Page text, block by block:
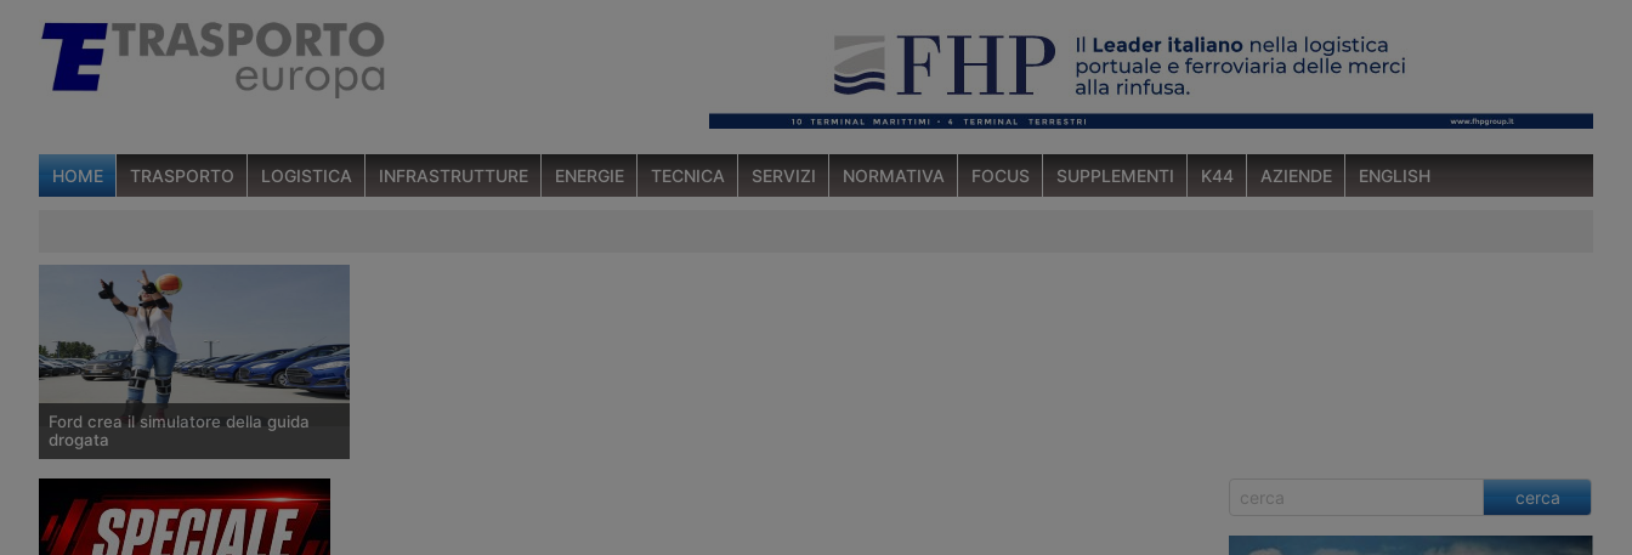
HOME TRASPORTO LOGISTICA INFRASTRUTTURE ENERGIE TECNICA SERVIZI NORMATIVA FOCUS SUPPLEMENTI K44 AZIENDE ENGLISH
Ford crea il simulatore della guida
drogata
Il costruttore automobilistico ha
realizzato una speciale tuta per la
realtà virtuale che simula gli effetti di
diversi tipi di sostanza stupefacente
cerca